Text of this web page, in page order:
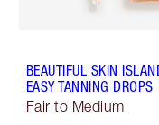
BEAUTIFUL SKIN
EASY TANNING DROPS
Fair to Medium